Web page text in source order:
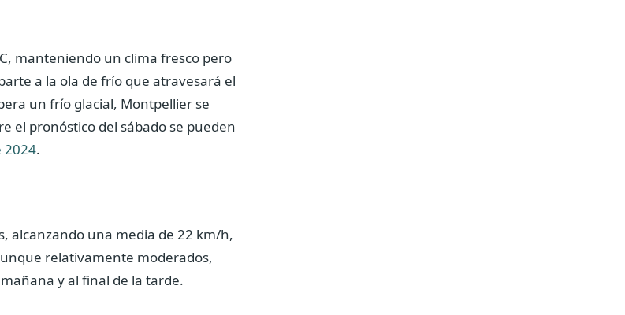
manteniendo un clima fresco pero
a la ola de frío que atravesará el
un frío glacial, Montpellier se
el pronóstico del sábado se pueden
2024.
alcanzando una media de 22 km/h,
relativamente moderados,
y al final de la tarde.